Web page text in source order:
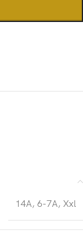
14A, 6-7A, Xxl